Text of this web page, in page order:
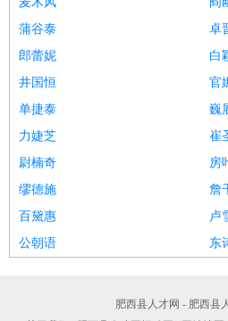
蒲谷泰
卓
郎蕾妮
白
井国恒
官
单捷泰
巍
力婕芝
崔
尉楠奇
房
缪德施
詹
百黛惠
卢
公朝语
东
肥西县人才网 - 肥西县